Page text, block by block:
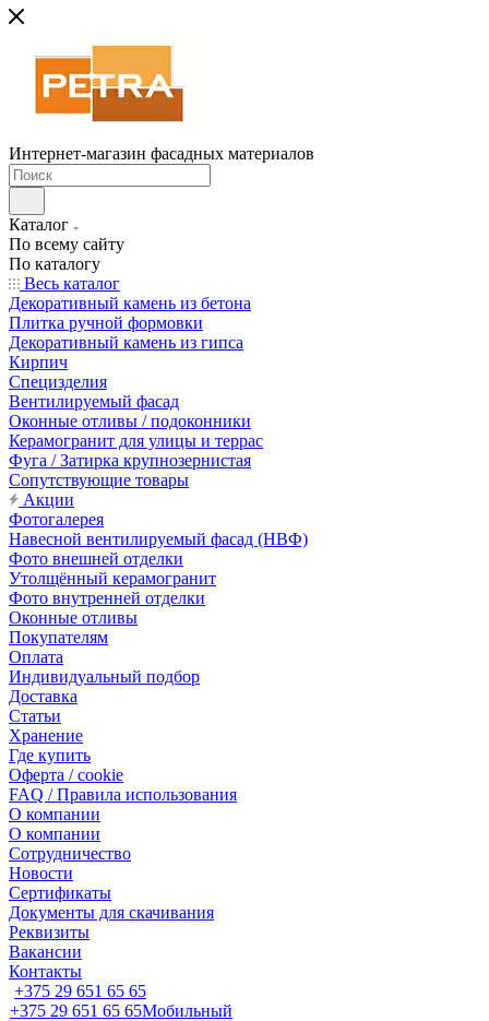
Интернет-магазин фасадных материалов
Каталог
По всему сайту
По каталогу
Весь каталог
Декоративный камень из бетона
Плитка ручной формовки
Декоративный камень из гипса
Кирпич
Специзделия
Вентилируемый фасад
Оконные отливы / подоконники
Керамогранит для улицы и террас
Фуга / Затирка крупнозернистая
Сопутствующие товары
Акции
Фотогалерея
Навесной вентилируемый фасад (НВФ)
Фото внешней отделки
Утолщённый керамогранит
Фото внутренней отделки
Оконные отливы
Покупателям
Оплата
Индивидуальный подбор
Доставка
Статьи
Хранение
Где купить
Оферта / cookie
FAQ / Правила использования
О компании
О компании
Сотрудничество
Новости
Сертификаты
Документы для скачивания
Реквизиты
Вакансии
Контакты
+375 29 651 65 65
+375 29 651 65 65Мобильный